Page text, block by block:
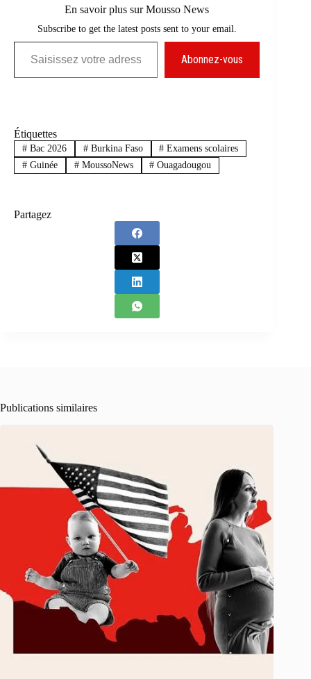
En savoir plus sur Mousso News
Subscribe to get the latest posts sent to your email.
Saisissez votre adresse e-mail…
Abonnez-vous
Étiquettes
#Bac 2026 #Burkina Faso # Examens scolaires
#Guinée #MoussoNews # Ouagadougou
Partagez
Publications similaires